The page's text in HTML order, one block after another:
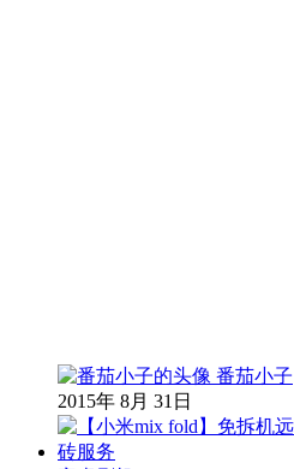
番茄小子
2015年 8月 31日